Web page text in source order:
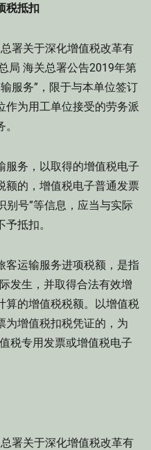
税抵扣
署关于深化增值税改革有
局 海关总署公告2019年第
服务”，限于与本单位签订
作为用工单位接受的劳务派
服务，以取得的增值税电子
额的，增值税电子普通发票
别号”等信息，应当与实际
抵扣。
客运输服务进项税额，是指
发生，并取得合法有效增
算的增值税税额。以增值税
为增值税扣税凭证的，为
税专用发票或增值税电子
署关于深化增值税改革有